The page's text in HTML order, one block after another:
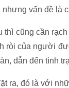
vấn đề là
thì cũng cần
ròi của người
dẫn đến tình
ra, đó là với